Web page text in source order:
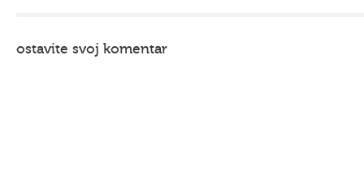
ostavite svoj komentar